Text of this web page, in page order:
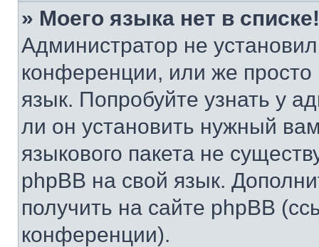
» Моего языка нет в списке!
Администратор не
конференции, или же
язык. Попробуйте узнать у
ли он установить нужный
языкового пакета не
phpBB на свой язык.
получить на сайте phpBB
конференции).